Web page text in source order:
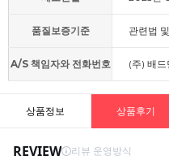
품질보증기준 관련법
A/S 책임자와 전화번호 (주) 배
상품정보 상품후기